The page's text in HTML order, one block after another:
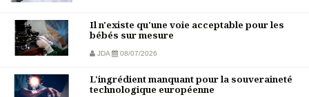
Il n'existe qu'une voie acceptable pour les
bébés sur mesure
JDA 08/07/2026
L'ingrédient manquant pour la souveraineté
technologique européenne